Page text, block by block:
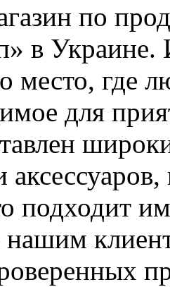
пo
в Украине.
где
для
подходит